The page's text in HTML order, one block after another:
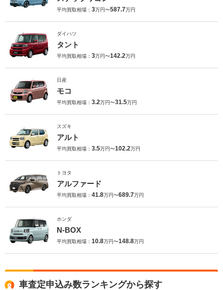
平均買取相場： 3万円〜587.7万円
ダイハツ
タント
平均買取相場： 3万円〜142.2万円
日産
モコ
平均買取相場： 3.2万円〜31.5万円
スズキ
アルト
平均買取相場： 3.5万円〜102.2万円
トヨタ
アルファード
平均買取相場： 41.8万円〜689.7万円
ホンダ
N-BOX
平均買取相場： 10.8万円〜148.8万円
車査定申込み数ランキングから探す